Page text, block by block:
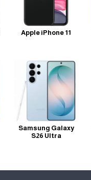
Apple iPhone 11
Samsung Galaxy
S26 Ultra